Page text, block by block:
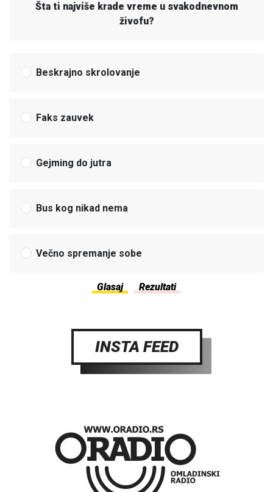
Šta ti najviše krade vreme u svakodnevnom
živofu?
Beskrajno skrolovanje
Faks zauvek
Gejming do jutra
Bus kog nikad nema
Večno spremanje sobe
INSTA FEED